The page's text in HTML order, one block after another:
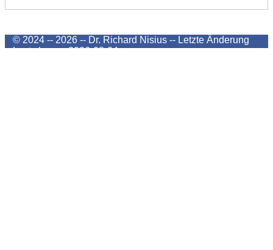
© 2024 -- 2026 -- Dr. Richard Nisius -- Letzte Änderung
Last change2026-08-04